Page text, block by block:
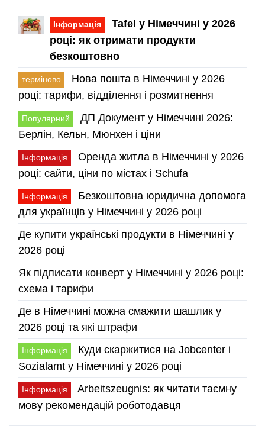
Інформація
Tafel у Німеччині у 2026
році: як отримати продукти
безкоштовно
терміново
Нова пошта в Німеччині у 2026
році: тарифи, відділення і розмитнення
Популярний
ДП Документ у Німеччині 2026:
Берлін, Кельн, Мюнхен і ціни
Інформація
Оренда житла в Німеччині у 2026
році: сайти, ціни по містах і Schufa
Інформація
Безкоштовна юридична допомога
для українців у Німеччині у 2026 році
Де купити українські продукти в Німеччині у
2026 році
Як підписати конверт у Німеччині у 2026 році:
схема і тарифи
Де в Німеччині можна смажити шашлик у
2026 році та які штрафи
Інформація
Куди скаржитися на Jobcenter і
Sozialamt у Німеччині у 2026 році
Інформація
Arbeitszeugnis: як читати таємну
мову рекомендацій роботодавця